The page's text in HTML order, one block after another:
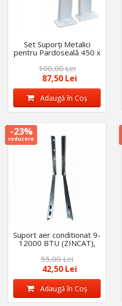
Set Suporți Metalici
pentru Pardoseală 450 x
100,00 Lei
87,50 Lei
Adaugă în Coş
-23%
reducere
Suport aer conditionat 9-
12000 BTU (ZINCAT),
55,00 Lei
42,50 Lei
Adaugă în Coş